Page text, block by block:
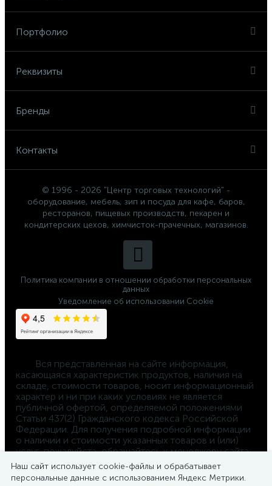
Портфолио
Реквизиты
Бренды
Контакты
© 1996 - 2026 "Центр торговых технологий" -
оборудование, мебель, зип и посуда для кафе, баров,
ресторанов, пищевых производств, пекарен и
кондитерских цехов, химчисток-прачечных, магазинов.
Политика компании в отношении обработки персональных
данных
Уведомление об использовании Cookie
касающаяся характеристик продуктов, наличия на
складе, стоимости товаров, носит информационный
характер и ни при каких условиях не является
публичной офертой, определяемой положениями
Статьи 437(2) Гражданского кодекса Российской
Федерации. Для получения подробной информации
о наличии и стоимости указанных товаров и (или)
услуг, пожалуйста, обращайтесь к менеджеру сайта
по телефону
8-800-550-4-660
Наш сайт использует cookie-файлы и обрабатывает
персональные данные с использованием Яндекс Метрики.